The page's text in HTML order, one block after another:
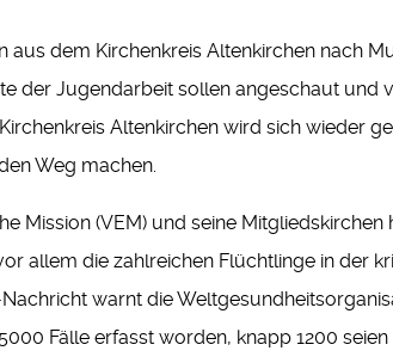
aus dem Kirchenkreis Altenkirchen nach
der Jugendarbeit sollen angeschaut und
Altenkirchen wird sich wieder
Weg machen.
Mission (VEM) und seine
allem die zahlreichen Flüchtlinge in der
warnt die
Fälle erfasst worden, knapp 1200